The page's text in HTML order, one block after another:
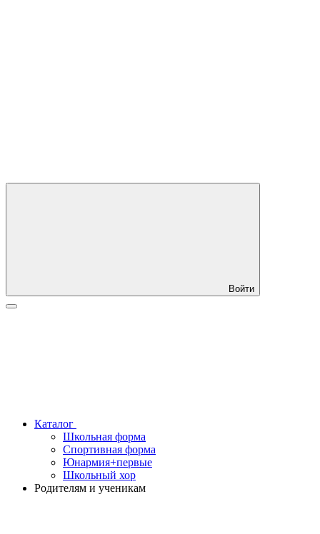
Войти
Каталог
Школьная форма
Спортивная форма
Юнармия+первые
Школьный хор
Родителям и ученикам